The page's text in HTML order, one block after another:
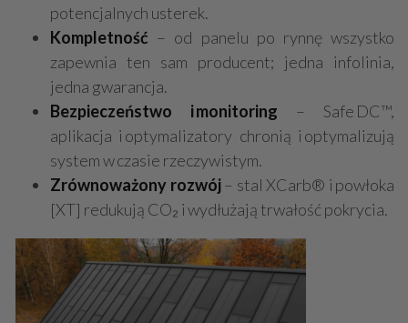
potencjalnych usterek.
Kompletność – od panelu po rynnę wszystko
zapewnia ten sam producent; jedna infolinia,
jedna gwarancja.
Bezpieczeństwo i monitoring – Safe DC™,
aplikacja i optymalizatory chronią i optymalizują
system w czasie rzeczywistym.
Zrównoważony rozwój– stal XCarb® i powłoka
[XT] redukują CO₂ i wydłużają trwałość pokrycia.